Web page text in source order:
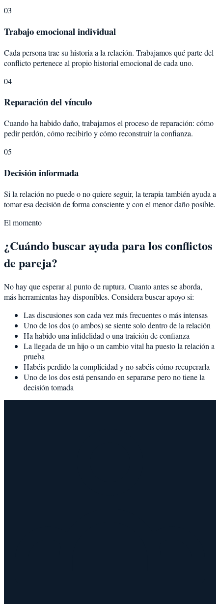
03
Trabajo emocional individual
Cada persona trae su historia a la relación. Trabajamos qué parte del
conflicto pertenece al propio historial emocional de cada uno.
04
Reparación del vínculo
Cuando ha habido daño, trabajamos el proceso de reparación: cómo
pedir perdón, cómo recibirlo y cómo reconstruir la confianza.
05
Decisión informada
Si la relación no puede o no quiere seguir, la terapia también ayuda a
tomar esa decisión de forma consciente y con el menor daño posible.
El momento
¿Cuándo buscar ayuda para los conflictos
de pareja?
No hay que esperar al punto de ruptura. Cuanto antes se aborda,
más herramientas hay disponibles. Considera buscar apoyo si:
Las discusiones son cada vez más frecuentes o más intensas
Uno de los dos (o ambos) se siente solo dentro de la relación
Ha habido una infidelidad o una traición de confianza
La llegada de un hijo o un cambio vital ha puesto la relación a
prueba
Habéis perdido la complicidad y no sabéis cómo recuperarla
Uno de los dos está pensando en separarse pero no tiene la
decisión tomada